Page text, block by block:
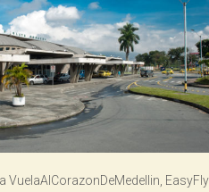
VuelaAlCorazonDeMedellin, EasyFly